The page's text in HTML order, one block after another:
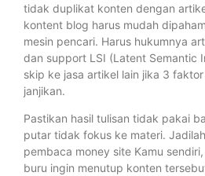
tidak duplikat konten dengan
kontent blog harus mudah
mesin pencari. Harus hukumnya
dan support LSI (Latent Semantic
skip ke jasa artikel lain jika 3
janjikan.
Pastikan hasil tulisan tidak pakai
putar tidak fokus ke materi.
pembaca money site Kamu
buru ingin menutup konten